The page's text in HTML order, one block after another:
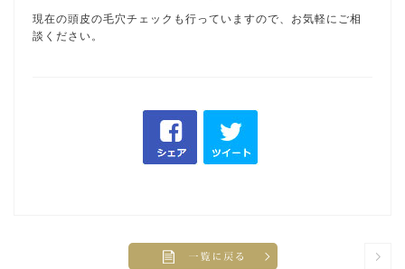
現在の頭皮の毛穴チェックも行っていますので、お気軽にご相
談ください。